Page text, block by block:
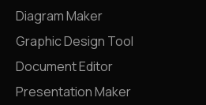
Diagram Maker
Graphic Design Tool
Document Editor
Presentation Maker